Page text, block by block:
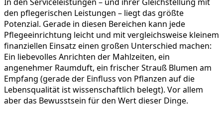
den pflegerischen Leistungen – liegt das größte
Potenzial. Gerade in diesen Bereichen kann jede
Pflegeeinrichtung leicht und mit vergleichsweise kleinem
finanziellen Einsatz einen großen Unterschied machen:
Ein liebevolles Anrichten der Mahlzeiten, ein
angenehmer Raumduft, ein frischer Strauß Blumen am
Empfang (gerade der Einfluss von Pflanzen auf die
Lebensqualität ist wissenschaftlich belegt). Vor allem
aber das Bewusstsein für den Wert dieser Dinge.